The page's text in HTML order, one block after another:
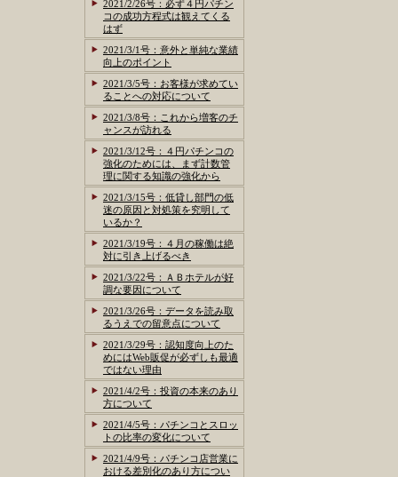
2021/2/26号：必ず４円パチン
コの成功方程式は観えてくる
はず
2021/3/1号：意外と単純な業績
向上のポイント
2021/3/5号：お客様が求めてい
ることへの対応について
2021/3/8号：これから増客のチ
ャンスが訪れる
2021/3/12号：４円パチンコの
強化のためには、まず計数管
理に関する知識の強化から
2021/3/15号：低貸し部門の低
迷の原因と対処策を究明して
いるか？
2021/3/19号：４月の稼働は絶
対に引き上げるべき
2021/3/22号：ＡＢホテルが好
調な要因について
2021/3/26号：データを読み取
るうえでの留意点について
2021/3/29号：認知度向上のた
めにはWeb販促が必ずしも最適
ではない理由
2021/4/2号：投資の本来のあり
方について
2021/4/5号：パチンコとスロッ
トの比率の変化について
2021/4/9号：パチンコ店営業に
おける差別化のあり方につい